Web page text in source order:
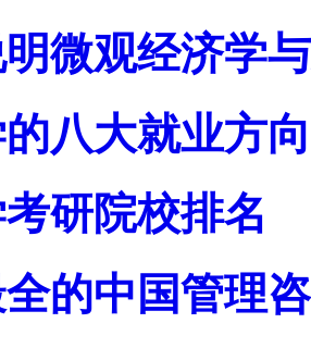
微观经济学
八大就业方
研院校排名
的中国管理